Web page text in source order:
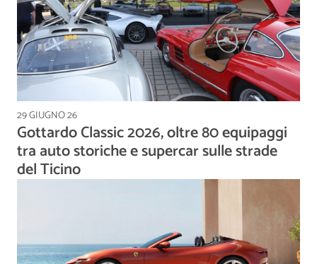
29 GIUGNO 26
Gottardo Classic 2026, oltre 80 equipaggi
tra auto storiche e supercar sulle strade
del Ticino